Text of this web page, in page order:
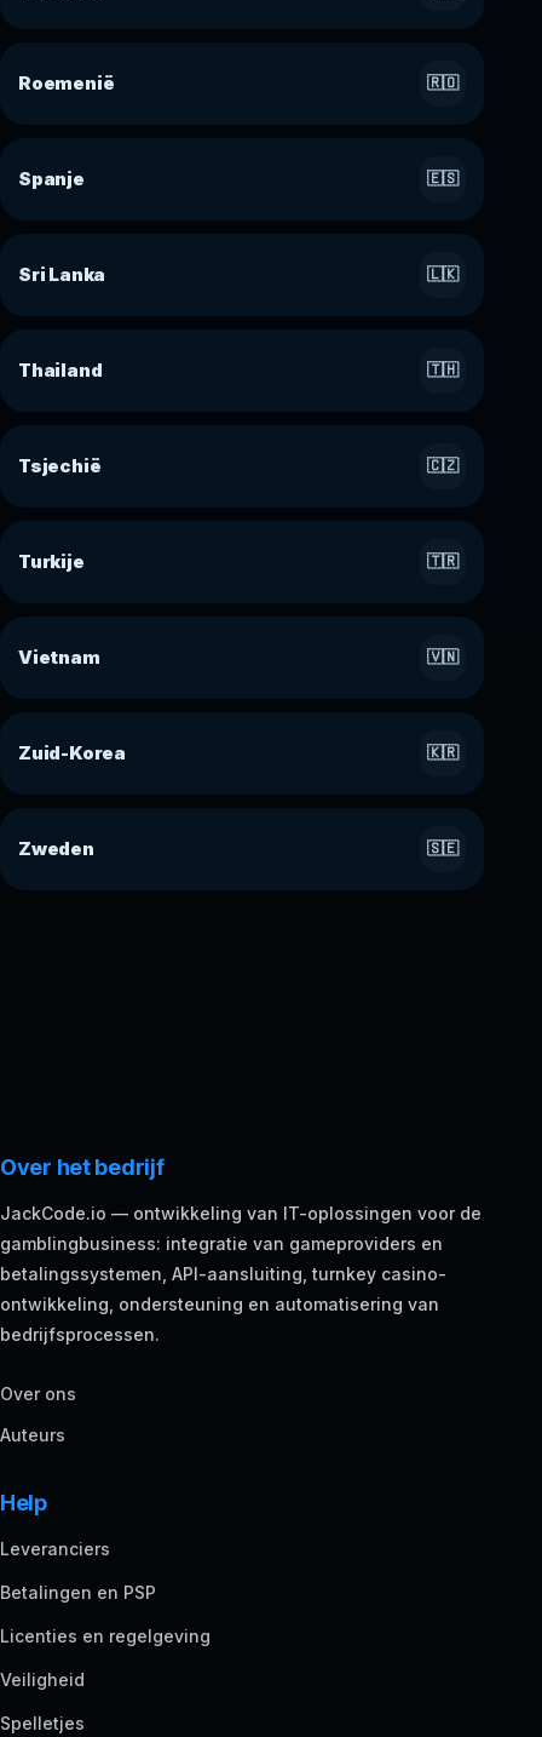
Roemenië 🇷🇴
Spanje 🇪🇸
Sri Lanka 🇱🇰
Thailand 🇹🇭
Tsjechië 🇨🇿
Turkije 🇹🇷
Vietnam 🇻🇳
Zuid-Korea 🇰🇷
Zweden 🇸🇪
Over het bedrijf
JackCode.io — ontwikkeling van IT-oplossingen voor de
gamblingbusiness: integratie van gameproviders en
betalingssystemen, API-aansluiting, turnkey casino-
ontwikkeling, ondersteuning en automatisering van
bedrijfsprocessen.
Over ons
Auteurs
Help
Leveranciers
Betalingen en PSP
Licenties en regelgeving
Veiligheid
Spelletjes